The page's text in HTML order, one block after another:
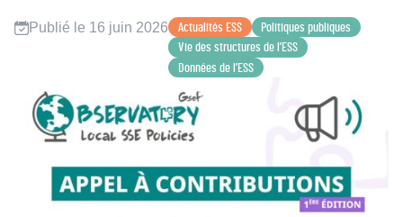
Publié le 16 juin 2026 Actualités ESS
Politiques publiques
Vie des structures de l’ESS
Données de l’ESS